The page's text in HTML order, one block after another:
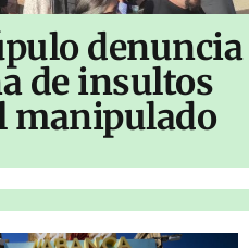
denuncia
de insultos
manipulado